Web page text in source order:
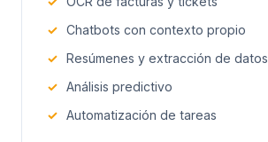
✓ Chatbots con contexto propio
✓ Resúmenes y extracción de datos
✓ Análisis predictivo
✓ Automatización de tareas